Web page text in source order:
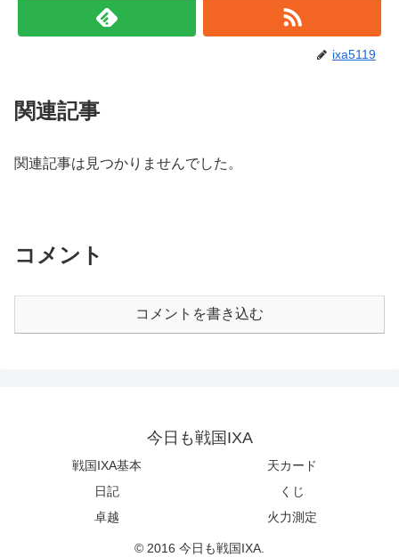
ixa5119
関連記事
関連記事は見つかりませんでした。
コメント
コメントを書き込む
今日も戦国IXA
戦国IXA基本
天カード
日記
くじ
卓越
火力測定
© 2016 今日も戦国IXA.